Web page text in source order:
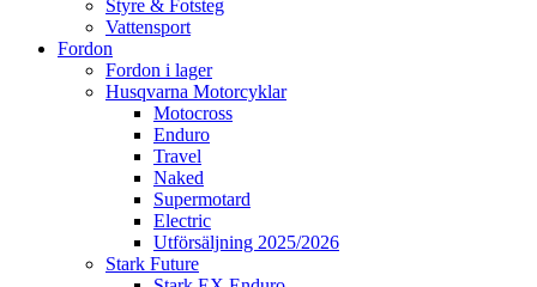
Styre & Fotsteg
Vattensport
Fordon
Fordon i lager
Husqvarna Motorcyklar
Motocross
Enduro
Travel
Naked
Supermotard
Electric
Utförsäljning 2025/2026
Stark Future